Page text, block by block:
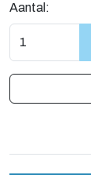
Aantal: